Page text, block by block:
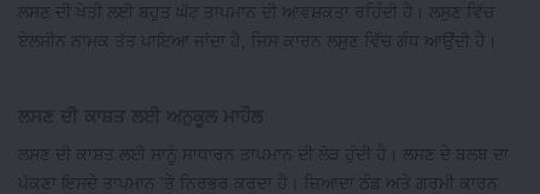
ਲਸਣ ਦੀ ਖੇਤੀ ਲਈ ਬਹੁਤ ਘੱਟ ਤਾਪਮਾਨ ਦੀ ਆਵਸ਼ਕਤਾ ਰਹਿੰਦੀ ਹੈ। ਲਸੁਣ ਵਿੱਚ
ਏਲਸੀਨ ਨਾਮਕ ਤੱਤ ਪਾਇਆ ਜਾਂਦਾ ਹੈ, ਜਿਸ ਕਾਰਨ ਲਸੁਣ ਵਿੱਚ ਗੰਧ ਆਉਂਦੀ ਹੈ।
ਲਸਣ ਦੀ ਕਾਸ਼ਤ ਲਈ ਸਾਨੂੰ ਸਾਧਾਰਨ ਤਾਪਮਾਨ ਦੀ ਲੋੜ ਹੁੰਦੀ ਹੈ। ਲਸਣ ਦੇ ਬਲਬ ਦਾ
ਪੱਕਣਾ ਇਸਦੇ ਤਾਪਮਾਨ 'ਤੇ ਨਿਰਭਰ ਕਰਦਾ ਹੈ। ਜ਼ਿਆਦਾ ਠੰਡ ਅਤੇ ਗਰਮੀ ਕਾਰਨ